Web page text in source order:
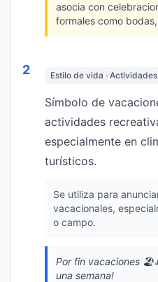
asocia con
formales como
2 Estilo de vida · Actividades
Símbolo de
actividades
especialmente en
turísticos.
Se utiliza para
vacacionales,
o campo.
Por fin vacaciones
una semana!